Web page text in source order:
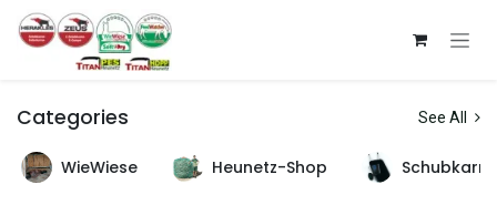
Zum Inhalt springen
Categories See All
WieWiese Heunetz-Shop